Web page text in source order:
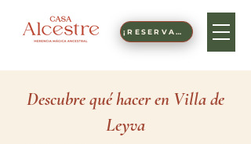
¡RESERVAR!
Descubre qué hacer en Villa de
Leyva